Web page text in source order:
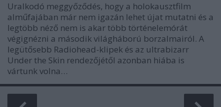
Uralkodó meggyőződés, hogy a holokausztfilm
alműfajában már nem igazán lehet újat mutatni és a
legtöbb néző nem is akar több történelemórát
végignézni a második világháború borzalmairól. A
legütősebb Radiohead-klipek és az ultrabizarr
Under the Skin rendezőjétől azonban hiába is
vártunk volna…